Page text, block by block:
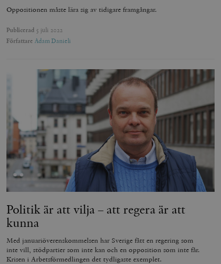
Oppositionen måste lära sig av tidigare framgångar.
Publicerad 5 juli 2022
Författare Adam Danieli
Politik är att vilja – att regera är att
kunna
Med januariöverenskommelsen har Sverige fått en regering som
inte vill, stödpartier som inte kan och en opposition som inte får.
Krisen i Arbetsförmedlingen det tydligaste exemplet.